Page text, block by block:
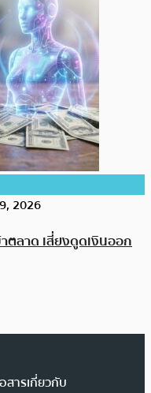
2026
ตลาด เสี่ยงดูดเงินออก
สารเกี่ยวกับ